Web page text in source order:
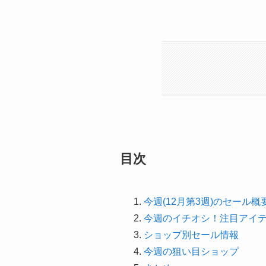
目次
今週(12月第3週)のセール概
今週のイチオシ！注目アイ
ショップ別セール情報
今週の狙い目ショップ